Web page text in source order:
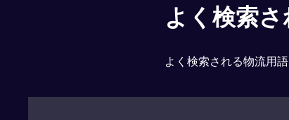
よく検索さ
よく検索される物流用